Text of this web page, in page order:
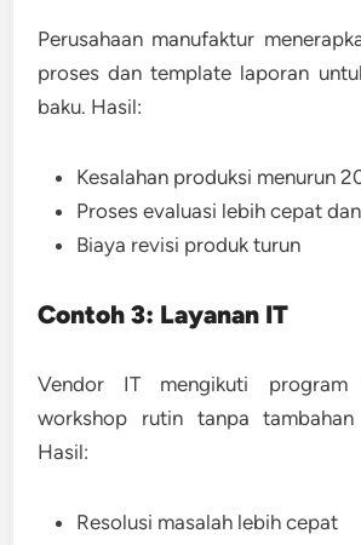
Perusahaan manufaktur
proses dan template laporan
baku. Hasil:
Kesalahan produksi menurun
Proses evaluasi lebih cepat
Biaya revisi produk turun
Contoh 3: Layanan IT
Vendor IT mengikuti program
workshop rutin tanpa
Hasil:
Resolusi masalah lebih cepat